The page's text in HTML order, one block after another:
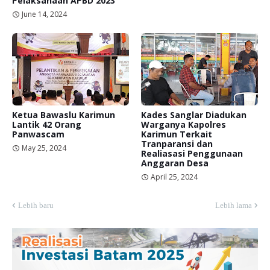
June 14, 2024
Ketua Bawaslu Karimun
Lantik 42 Orang
Panwascam
May 25, 2024
Kades Sanglar Diadukan
Warganya Kapolres
Karimun Terkait
Tranparansi dan
Realiasasi Penggunaan
Anggaran Desa
April 25, 2024
Lebih baru Lebih lama